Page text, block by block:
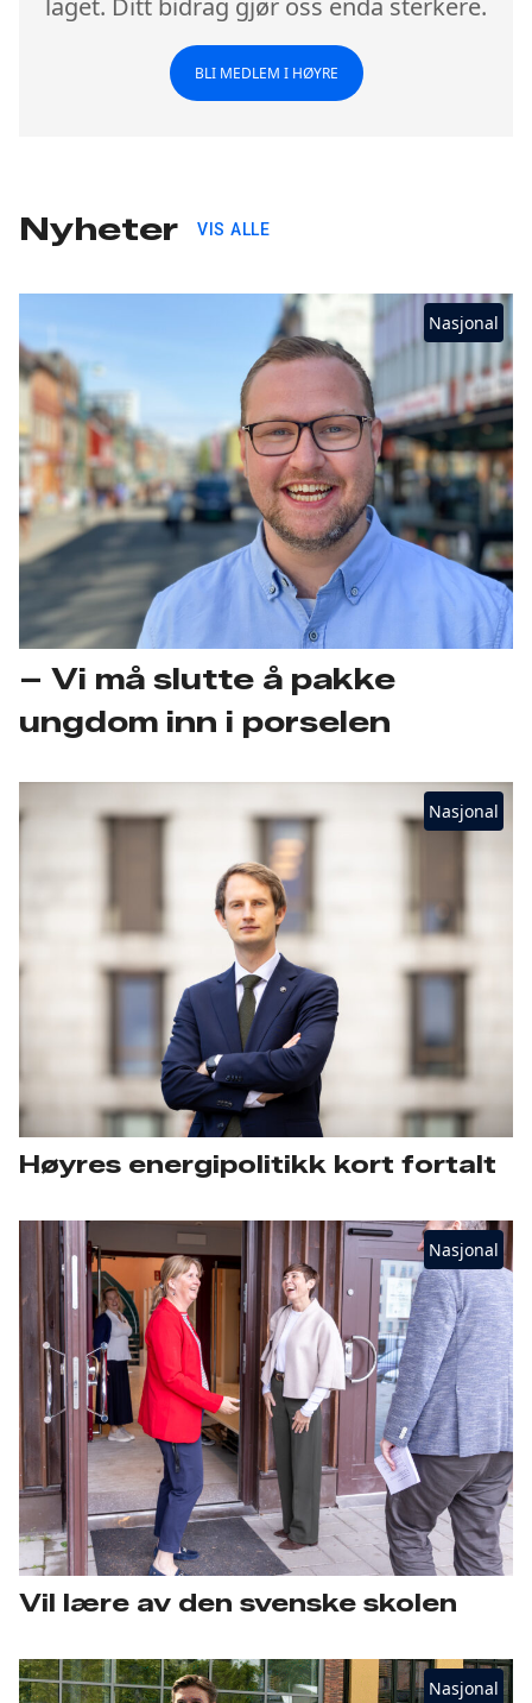
BLI MEDLEM I HØYRE
Nyheter VIS ALLE
Nasjonal
– Vi må slutte å pakke
ungdom inn i porselen
Nasjonal
Høyres energipolitikk kort fortalt
Nasjonal
Vil lære av den svenske skolen
Nasjonal